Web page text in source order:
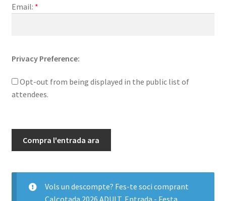
13/09/2026
Email: *
Privacy Preference:
Opt-out from being displayed in the public list of
attendees.
Compra l'entrada ara
Vols un descompte? Fes-te soci comprant